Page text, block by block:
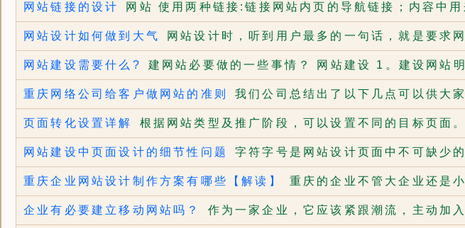
网站链接的设计 网站 使用两种链接:链接网站内页的导航链接；内容中
网站设计如何做到大气 网站设计时，听到用户最多的一句话，就是要求
网站建设需要什么? 建网站必要做的一些事情？ 网站建设 1。建设网站
重庆网络公司给客户做网站的准则 我们公司总结出了以下几点可以供大
页面转化设置详解 根据网站类型及推广阶段，可以设置不同的目标页面
网站建设中页面设计的细节性问题 字符字号是网站设计页面中不可缺少
重庆企业网站设计制作方案有哪些【解读】 重庆的企业不管大企业还是
企业有必要建立移动网站吗？ 作为一家企业，它应该紧跟潮流，主动加